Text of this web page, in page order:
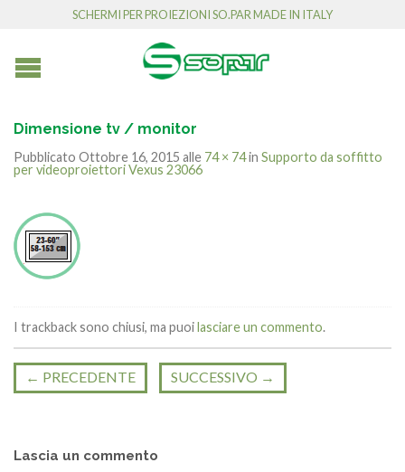
SCHERMI PER PROIEZIONI SO.PAR MADE IN ITALY
Dimensione tv / monitor
Pubblicato Ottobre 16, 2015 alle 74 × 74in Supporto da soffitto
per videoproiettori Vexus 23066
I trackback sono chiusi, ma puoilasciare un commento.
← PRECEDENTE SUCCESSIVO →
Lascia un commento